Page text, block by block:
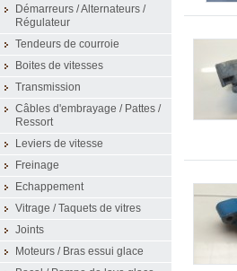
Démarreurs / Alternateurs /
Régulateur
Tendeurs de courroie
Boites de vitesses
Transmission
Câbles d'embrayage / Pattes /
Ressort
Leviers de vitesse
Freinage
Echappement
Vitrage / Taquets de vitres
Joints
Moteurs / Bras essui glace